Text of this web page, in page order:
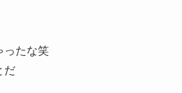
ったな笑
だ